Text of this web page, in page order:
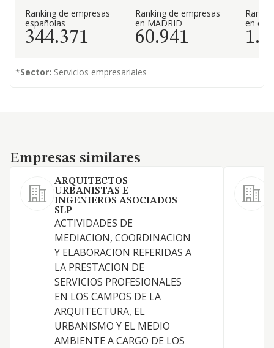
Ranking de empresas
españolas
344.371
Ranking de empresas
en MADRID
60.941
en el
*Sector: Servicios empresariales
Empresas similares
Empresas similares
ARQUITECTOS
URBANISTAS E
INGENIEROS ASOCIADOS
SLP
ACTIVIDADES DE
MEDIACION, COORDINACION
Y ELABORACION REFERIDAS A
LA PRESTACION DE
SERVICIOS PROFESIONALES
EN LOS CAMPOS DE LA
ARQUITECTURA, EL
URBANISMO Y EL MEDIO
AMBIENTE A CARGO DE LOS